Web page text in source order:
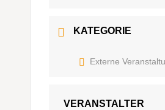
KATEGORIE
Externe
VERANSTALTER